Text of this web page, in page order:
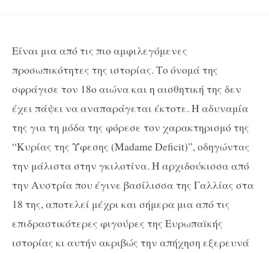
Είναι μια από τις πιο αμφιλεγόμενες
προσωπικότητες της ιστορίας. Το όνομά της
σφράγισε τον 18ο αιώνα και η αισθητική της δεν
έχει πάψει να αναπαράγεται έκτοτε. Η αδυναμία
της για τη μόδα της φόρεσε τον χαρακτηρισμό της
“Κυρίας της Ύφεσης (Madame Deficit)”, οδηγώντας
την μάλιστα στην γκιλοτίνα. Η αρχιδούκισσα από
την Αυστρία που έγινε βασίλισσα της Γαλλίας στα
18 της, αποτελεί μέχρι και σήμερα μια από τις
επιδραστικότερες φιγούρες της Ευρωπαϊκής
ιστορίας κι αυτήν ακριβώς την απήχηση εξερευνά